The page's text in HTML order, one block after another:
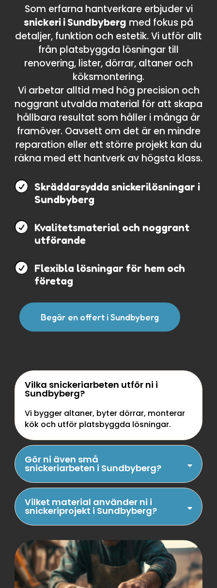
Som erfarna hantverkare erbjuder vi
snickeri i Sundbyberg med fokus på
detaljer, funktion och estetik. Vi utför allt
från platsbyggda lösningar till
renovering, lister, dörrar, altaner och
köksmontering.
Vi arbetar alltid med hög precision och
noggrant utvalda material för att skapa
hållbara resultat som håller i många år
framöver. Oavsett om det är en mindre
reparation eller ett större projekt kan du
räkna med ett hantverk av högsta klass.
 Skräddarsydda snickerilösningar i
Sundbyberg
 Kvalitetsmaterial och noggrant
utförande
 Flexibla lösningar för hem och
företag
Begär en offert i Sundbyberg
Vilka snickeriarbeten utför ni i
Sundbyberg?
Vi bygger altaner, byter dörrar, monterar
kök och utför platsbyggda lösningar.
Gör ni även små
snickeriarbeten i Sundbyberg?
Vilket material använder ni i
snickeriprojekt i Sundbyberg?